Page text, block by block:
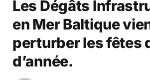
Les Dégâts
en Mer Baltique
perturber les fêtes
d’année.